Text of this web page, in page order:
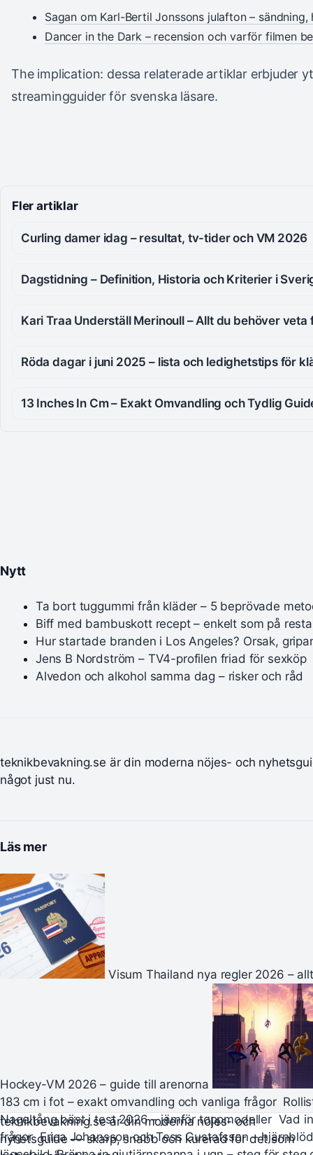
Sagan om Karl-Bertil Jonssons julafton –
Dancer in the Dark – recension och varför filmen
The implication: dessa relaterade artiklar erbjuder
streamingguider för svenska läsare.
Fler artiklar
Curling damer idag – resultat, tv-tider och VM 2026
Dagstidning – Definition, Historia och Kriterier i
Kari Traa Underställ Merinoull – Allt du behöver veta
Röda dagar i juni 2025 – lista och ledighetstips för
13 Inches In Cm – Exakt Omvandling och Tydlig
Nytt
Ta bort tuggummi från kläder – 5 beprövade
Biff med bambuskott recept – enkelt som på
Hur startade branden i Los Angeles? Orsak,
Jens B Nordström – TV4-profilen friad för sexköp
Alvedon och alkohol samma dag – risker och råd
teknikbevakning.se är din moderna nöjes- och
något just nu.
Läs mer
Visum Thailand nya regler 2026 –
Hockey-VM 2026 – guide till arenorna
183 cm i fot – exakt omvandling och vanliga frågor
Nageltång bäst i test 2026 – jämför toppmodeller Vad
frågor Erica Johansson och Tess Gustafsson –
teknikbevakning.se är din moderna nöjes- och
nyhetsguide — skarp, snabb och kurerad för det som